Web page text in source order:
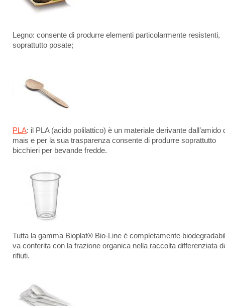
Legno: consente di produrre elementi particolarmente resistenti,
soprattutto posate;
PLA: il PLA (acido polilattico) è un materiale derivante dall’amido
mais e per la sua trasparenza consente di produrre soprattutto
bicchieri per bevande fredde.
Tutta la gamma Bioplat® Bio-Line è completamente
va conferita con la frazione organica nella raccolta differenziata
rifiuti.